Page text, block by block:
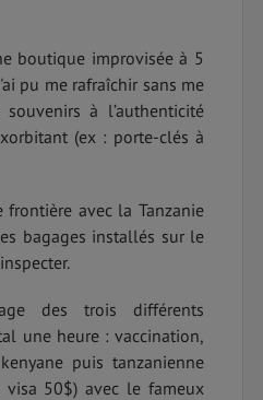
boutique improvisée à 5
pu me rafraîchir sans me
à l’authenticité
(ex : porte-clés à
frontière avec la Tanzanie
bagages installés sur le
des trois différents
une heure : vaccination,
puis tanzanienne
visa 50$) avec le fameux